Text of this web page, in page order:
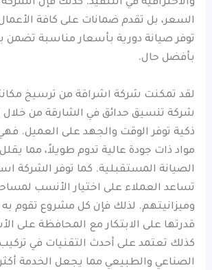
والاحترافية في التنفيذ. كذلك فإن
السعر، بل تقدم ضمانات على كافة
توفر صيانة دورية بأسعار مناسبة تضمن
بأفضل حال.
لقد تمكنت شركة اشراقة من ترسيخ
شركة تنسيق حدائق في الشارقة من خلال
ذكية توفر الوقت والجهد على العميل.
مواد ذات جودة عالية تدوم طويلاً، مما
الصيانة المستقبلية. كما توفر الشركة
تساعد العملاء على اختيار الأنسب
وميزانيتهم. لذلك فإن كل مشروع تقوم
قدرتها على الابتكار مع المحافظة على
كذلك تعتمد على أحدث التقنيات في
الصناعي والطبيعي مما يجعل الخدمة